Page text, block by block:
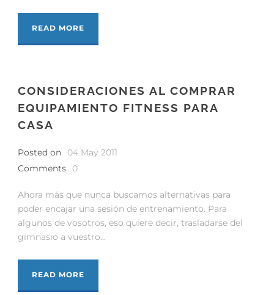
READ MORE
CONSIDERACIONES AL COMPRAR
EQUIPAMIENTO FITNESS PARA
CASA
Posted on
04 May 2011
Comments
0
Ahora más que nunca buscamos alternativas para
poder encajar una sesión de entrenamiento. Para
algunos de vosotros, eso quiere decir, trasladarse del
gimnasio a vuestro...
READ MORE